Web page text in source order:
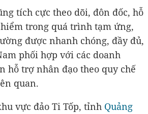
tích cực theo dõi, đôn đốc, hỗ
trong quá trình tạm ứng,
được nhanh chóng, đầy đủ,
phối hợp với các doanh
hỗ trợ nhân đạo theo quy chế
quan.
vực đảo Ti Tốp, tỉnh Quảng